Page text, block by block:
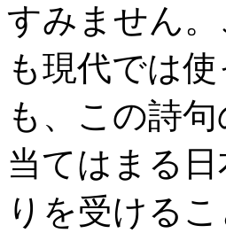
すみません
も現代では
も、この詩
当てはまる
りを受ける